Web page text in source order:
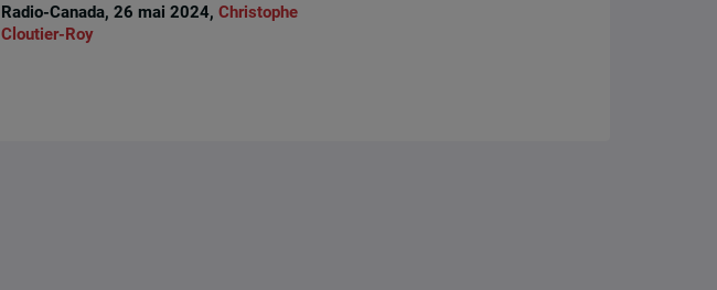
Radio-Canada, 26 mai 2024, Christophe
Cloutier-Roy